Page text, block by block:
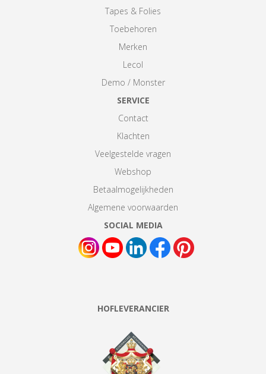
Tapes & Folies
Toebehoren
Merken
Lecol
Demo / Monster
SERVICE
Contact
Klachten
Veelgestelde vragen
Webshop
Betaalmogelijkheden
Algemene voorwaarden
SOCIAL MEDIA
HOFLEVERANCIER